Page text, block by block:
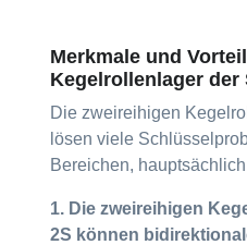
Merkmale und
Kegelrollenlager der
Die zweireihigen
lösen viele
Bereichen,
1. Die zweireihigen
2S können